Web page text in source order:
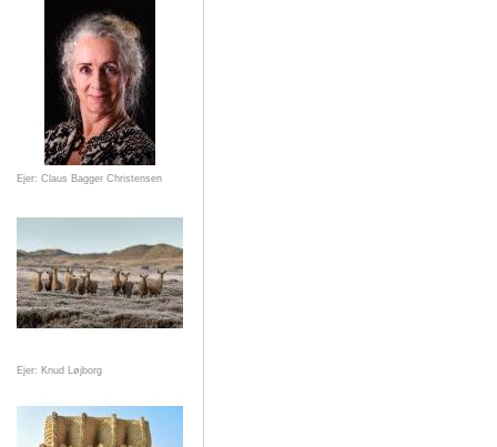
Ejer: Claus Bagger Christensen
Ejer: Knud Løjborg